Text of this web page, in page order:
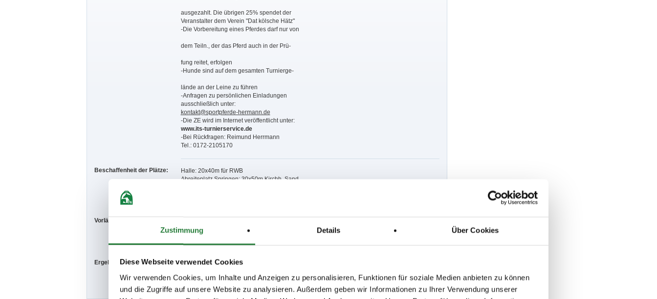
Zustimmung Details Über Cookies
Diese Webseite verwendet Cookies
Wir verwenden Cookies, um Inhalte und Anzeigen zu personalisieren, Funktionen für soziale Medien anbieten zu können
und die Zugriffe auf unsere Website zu analysieren. Außerdem geben wir Informationen zu Ihrer Verwendung unserer
ausgezahlt. Die übrigen 25% spendet der
Veranstalter dem Verein "Dat kölsche Hätz"
-Die Vorbereitung eines Pferdes darf nur von
dem Teiln., der das Pferd auch in der Prü-
fung reitet, erfolgen
-Hunde sind auf dem gesamten Turnierge-
lände an der Leine zu führen
-Anfragen zu persönlichen Einladungen
ausschließlich unter:
kontakt@sportpferde-hermann.de
-Die ZE wird im Internet veröffentlicht unter:
www.its-turnierservice.de
-Bei Rückfragen: Reimund Herrmann
Tel.: 0172-2105170
Beschaffenheit der Plätze:
Halle: 20x40m für RWB
Abreiteplatz Springen: 30x50m Kirchh. Sand
Vorläufige Zeitenteilung:
So. vorm.: 4,7,10,11; nachm.: 2,14,16,17
Ergebnisse: Zu den Ergebnissen auf www.fn-erfolgsdaten.de